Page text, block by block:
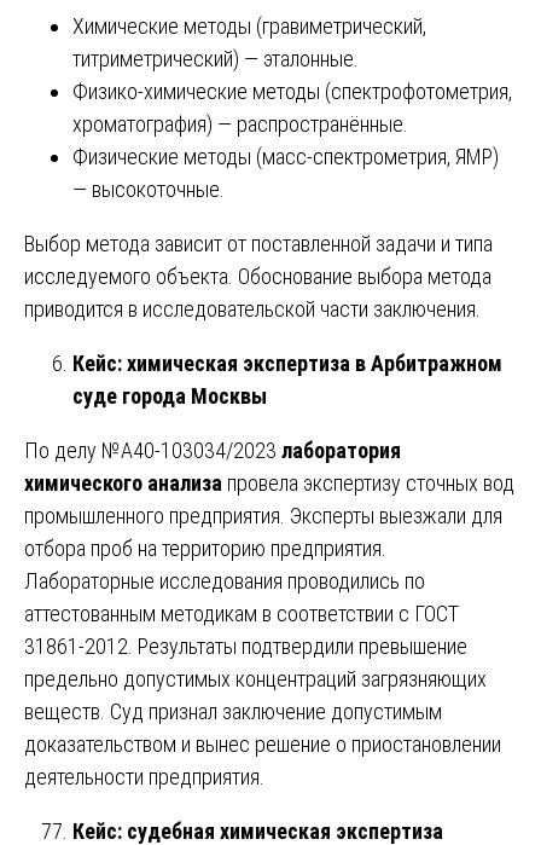
Химические методы (гравиметрический,
титриметрический) — эталонные.
Физико-химические методы (спектрофотометрия,
хроматография) — распространённые.
Физические методы (масс-спектрометрия, ЯМР)
— высокоточные.
Выбор метода зависит от поставленной задачи и типа
исследуемого объекта. Обоснование выбора метода
приводится в исследовательской части заключения.
Кейс: химическая экспертиза в Арбитражном
суде города Москвы
По делу №А40-103034/2023 лаборатория
химического анализа провела экспертизу сточных вод
промышленного предприятия. Эксперты выезжали для
отбора проб на территорию предприятия.
Лабораторные исследования проводились по
аттестованным методикам в соответствии с ГОСТ
31861-2012. Результаты подтвердили превышение
предельно допустимых концентраций загрязняющих
веществ. Суд признал заключение допустимым
доказательством и вынес решение о приостановлении
деятельности предприятия.
Кейс: судебная химическая экспертиза